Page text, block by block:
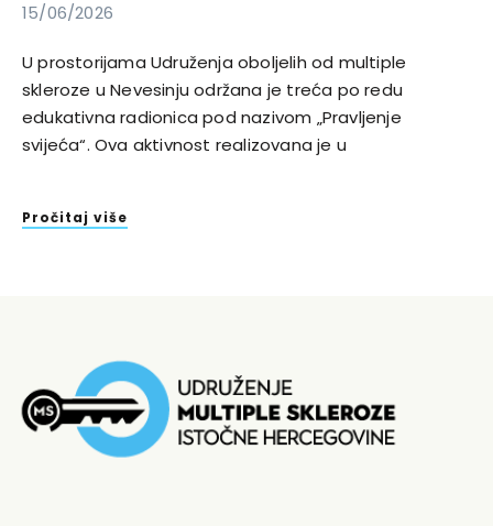
15/06/2026
U prostorijama Udruženja oboljelih od multiple
skleroze u Nevesinju održana je treća po redu
edukativna radionica pod nazivom „Pravljenje
svijeća“. Ova aktivnost realizovana je u
Pročitaj više